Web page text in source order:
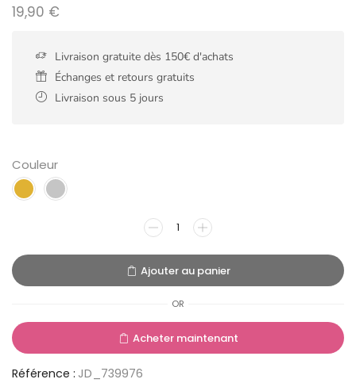
19,90 €
Livraison gratuite dès 150€ d'achats
Échanges et retours gratuits
Livraison sous 5 jours
Couleur
Ajouter au panier
OR
Acheter maintenant
Référence : JD_739976